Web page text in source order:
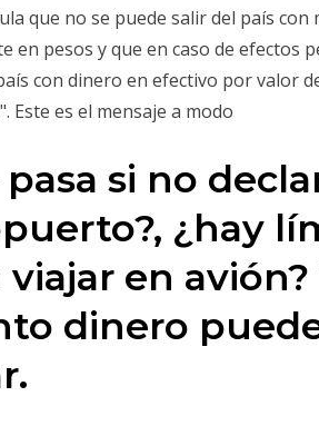
que no se puede salir del país con
en pesos y que en caso de efectos
con dinero en efectivo por valor
Este es el mensaje a modo
si no
¿hay
viajar en
dinero